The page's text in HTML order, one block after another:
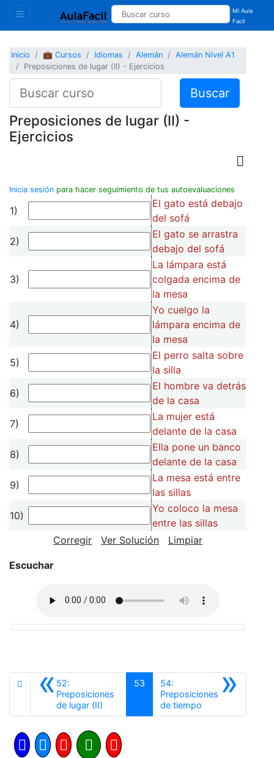
Mi Aula
Facil
Inicio 💼 Cursos Idiomas Alemán
Alemán Nivel A1
Preposiciones de lugar (II) - Ejercicios
Buscar
Preposiciones de lugar (II) -
Ejercicios
Inicia sesión para hacer seguimiento de tus autoevaluaciones
1)
El gato está debajo
del sofá
2)
El gato se arrastra
debajo del sofá
3)
La lámpara está
colgada encima de
la mesa
4)
Yo cuelgo la
lámpara encima de
la mesa
5)
El perro salta sobre
la silla
6)
El hombre va detrás
de la casa
7)
La mujer está
delante de la casa
8)
Ella pone un banco
delante de la casa
9)
La mesa está entre
las sillas
10)
Yo coloco la mesa
entre las sillas
Corregir
Ver Solución Limpiar
Escuchar
«52:
Preposiciones
de lugar (II)
53 »
54:
Preposiciones
de tiempo